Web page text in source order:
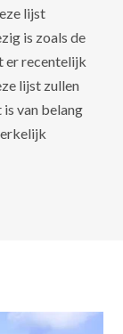
lijst
is zoals de
er recentelijk
lijst zullen
van belang